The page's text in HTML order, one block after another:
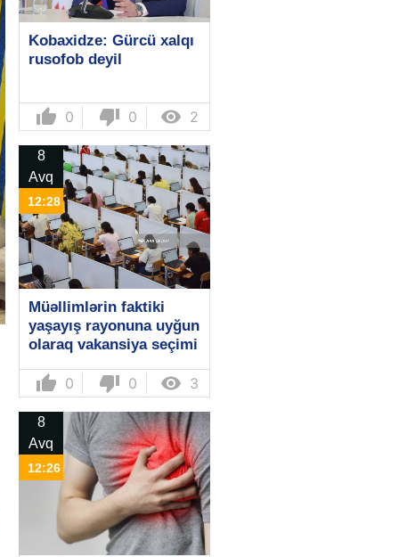
Kobaxidze: Gürcü xalqı
rusofob deyil
thumb_up 0 thumb_down 0  2
8
Avq
12:28
Müəllimlərin faktiki
yaşayış rayonuna uyğun
olaraq vakansiya seçimi
thumb_up 0 thumb_down 0  3
8
Avq
12:26